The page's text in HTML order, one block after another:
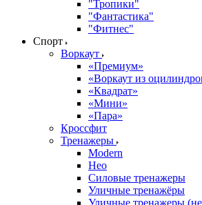
"Тропики"
"Фантастика"
"Фитнес"
Спорт
Воркаут
«Премиум»
«Воркаут из
«Квадрат»
«Мини»
«Пара»
Кроссфит
Тренажеры
Modern
Нео
Силовые тренажеры
Уличные тренажёры
Уличные тренажеры